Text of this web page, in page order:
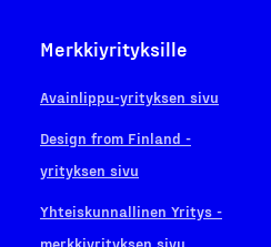
Merkkiyrityksille
Avainlippu-yrityksen sivu
Design from Finland -
yrityksen sivu
Yhteiskunnallinen Yritys -
merkkiyrityksen sivu